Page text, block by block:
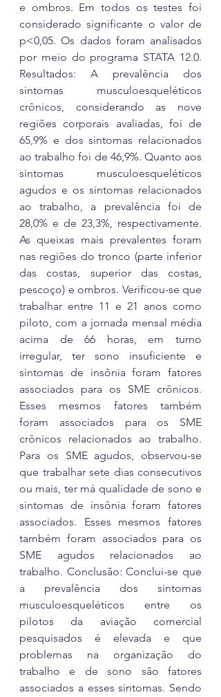
e ombros. Em todos os testes foi
considerado significante o valor de
p<0,05. Os dados foram analisados
por meio do programa STATA 12.0.
Resultados: A prevalência dos
sintomas musculoesqueléticos
crônicos, considerando as nove
regiões corporais avaliadas, foi de
65,9% e dos sintomas relacionados
ao trabalho foi de 46,9%. Quanto aos
sintomas musculoesqueléticos
agudos e os sintomas relacionados
ao trabalho, a prevalência foi de
28,0% e de 23,3%, respectivamente.
As queixas mais prevalentes foram
nas regiões do tronco (parte inferior
das costas, superior das costas,
pescoço) e ombros. Verificou-se que
trabalhar entre 11 e 21 anos como
piloto, com a jornada mensal média
acima de 66 horas, em turno
irregular, ter sono insuficiente e
sintomas de insônia foram fatores
associados para os SME crônicos.
Esses mesmos fatores também
foram associados para os SME
crônicos relacionados ao trabalho.
Para os SME agudos, observou-se
que trabalhar sete dias consecutivos
ou mais, ter má qualidade de sono e
sintomas de insônia foram fatores
associados. Esses mesmos fatores
também foram associados para os
SME agudos relacionados ao
trabalho. Conclusão: Conclui-se que
a prevalência dos sintomas
musculoesqueléticos entre os
pilotos da aviação comercial
pesquisados é elevada e que
problemas na organização do
trabalho e de sono são fatores
associados a esses sintomas. Sendo